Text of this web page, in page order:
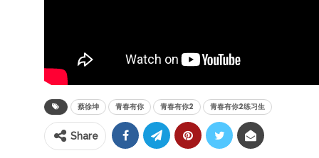
蔡徐坤 青春有你 青春有你2 青春有你2练习生
Share